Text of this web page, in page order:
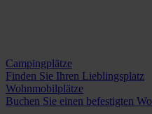
Campingplätze
Finden Sie Ihren Lieblingsplatz
Wohnmobilplätze
Buchen Sie einen befestigten